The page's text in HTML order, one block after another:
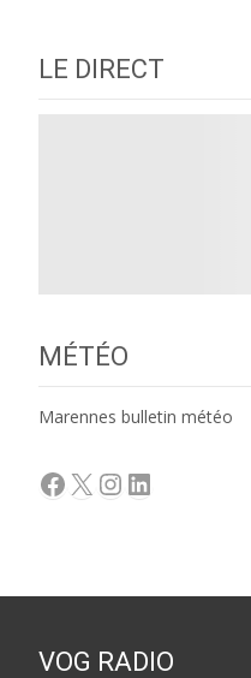
LE DIRECT
MÉTÉO
Marennes bulletin météo
Facebook
X Instagram
LinkedIn
VOG RADIO